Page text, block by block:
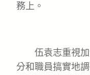
務上。
伍袁志重視加
分和職員搞實地